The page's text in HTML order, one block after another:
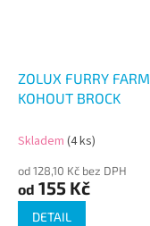
ZOLUX FURRY FARM
KOHOUT BROCK
Skladem (4 ks)
od 128,10 Kč bez DPH
od 155 Kč
DETAIL